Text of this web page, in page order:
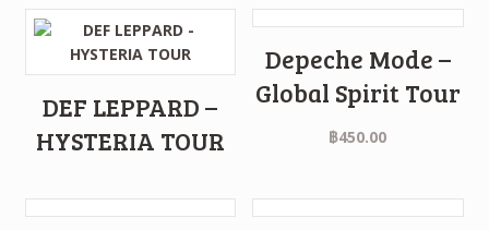
DEF LEPPARD –
HYSTERIA TOUR
Depeche Mode –
Global Spirit Tour
฿450.00